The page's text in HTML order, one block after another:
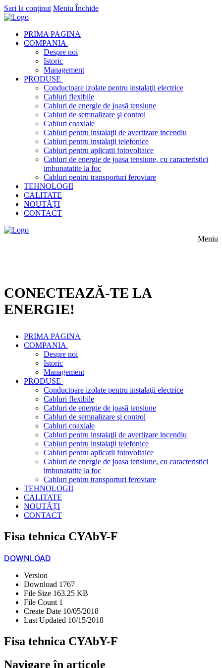
Sari la conținut Meniu Închide
PRIMA PAGINA
COMPANIA
Despre noi
Istoric
Management
PRODUSE
Conductoare izolate pentru instalaţii electrice
Cabluri flexibile
Cabluri de energie de joasă tensiune
Cabluri de semnalizare şi control
Cabluri coaxiale
Cabluri pentru instalaţii de avertizare incendiu
Cabluri pentru instalaţii telefonice
Cabluri pentru aplicatii fotovoltaice
Cabluri de energie de joasa tensiune, cu caracteristici
imbunatatite la foc
Cabluri pentru transporturi feroviare
TEHNOLOGII
CALITATE
NOUTĂȚI
CONTACT
Meniu
CONECTEAZĂ-TE LA
ENERGIE!
PRIMA PAGINA
COMPANIA
Despre noi
Istoric
Management
PRODUSE
Conductoare izolate pentru instalaţii electrice
Cabluri flexibile
Cabluri de energie de joasă tensiune
Cabluri de semnalizare şi control
Cabluri coaxiale
Cabluri pentru instalaţii de avertizare incendiu
Cabluri pentru instalaţii telefonice
Cabluri pentru aplicatii fotovoltaice
Cabluri de energie de joasa tensiune, cu caracteristici
imbunatatite la foc
Cabluri pentru transporturi feroviare
TEHNOLOGII
CALITATE
NOUTĂȚI
CONTACT
Fisa tehnica CYAbY-F
DOWNLOAD
Version
Download 1767
File Size 163.25 KB
File Count 1
Create Date 10/05/2018
Last Updated 10/15/2018
Fisa tehnica CYAbY-F
Navigare în articole